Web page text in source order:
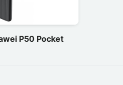
P50 Pocket